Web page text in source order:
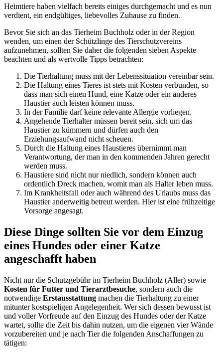
Heimtiere haben vielfach bereits einiges durchgemacht und es nun
verdient, ein endgültiges, liebevolles Zuhause zu finden.
Bevor Sie sich an das Tierheim Buchholz oder in der Region
wenden, um einen der Schützlinge des Tierschutzvereins
aufzunehmen, sollten Sie daher die folgenden sieben Aspekte
beachten und als wertvolle Tipps betrachten:
Die Tierhaltung muss mit der Lebenssituation vereinbar sein.
Die Haltung eines Tieres ist stets mit Kosten verbunden, so
dass man sich einen Hund, eine Katze oder ein anderes
Haustier auch leisten können muss.
In der Familie darf keine relevante Allergie vorliegen.
Angehende Tierhalter müssen bereit sein, sich um das
Haustier zu kümmern und dürfen auch den
Erziehungsaufwand nicht scheuen.
Durch die Haltung eines Haustieres übernimmt man
Verantwortung, der man in den kommenden Jahren gerecht
werden muss.
Haustiere sind nicht nur niedlich, sondern können auch
ordentlich Dreck machen, womit man als Halter leben muss.
Im Krankheitsfall oder auch während des Urlaubs muss das
Haustier anderweitig betreut werden. Hier ist eine frühzeitige
Vorsorge angesagt.
Diese Dinge sollten Sie vor dem Einzug
eines Hundes oder einer Katze
angeschafft haben
Nicht nur die Schutzgebühr im Tierheim Buchholz (Aller) sowie
Kosten für Futter und Tierarztbesuche, sondern auch die
notwendige Erstausstattung machen die Tierhaltung zu einer
mitunter kostspieligen Angelegenheit. Wer sich dessen bewusst ist
und voller Vorfreude auf den Einzug des Hundes oder der Katze
wartet, sollte die Zeit bis dahin nutzen, um die eigenen vier Wände
vorzubereiten und je nach Tier die folgenden Anschaffungen zu
tätigen: